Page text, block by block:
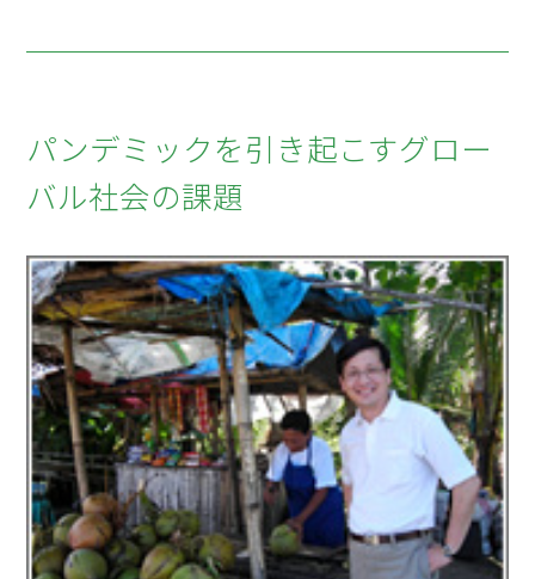
パンデミックを引き起こすグロー
バル社会の課題